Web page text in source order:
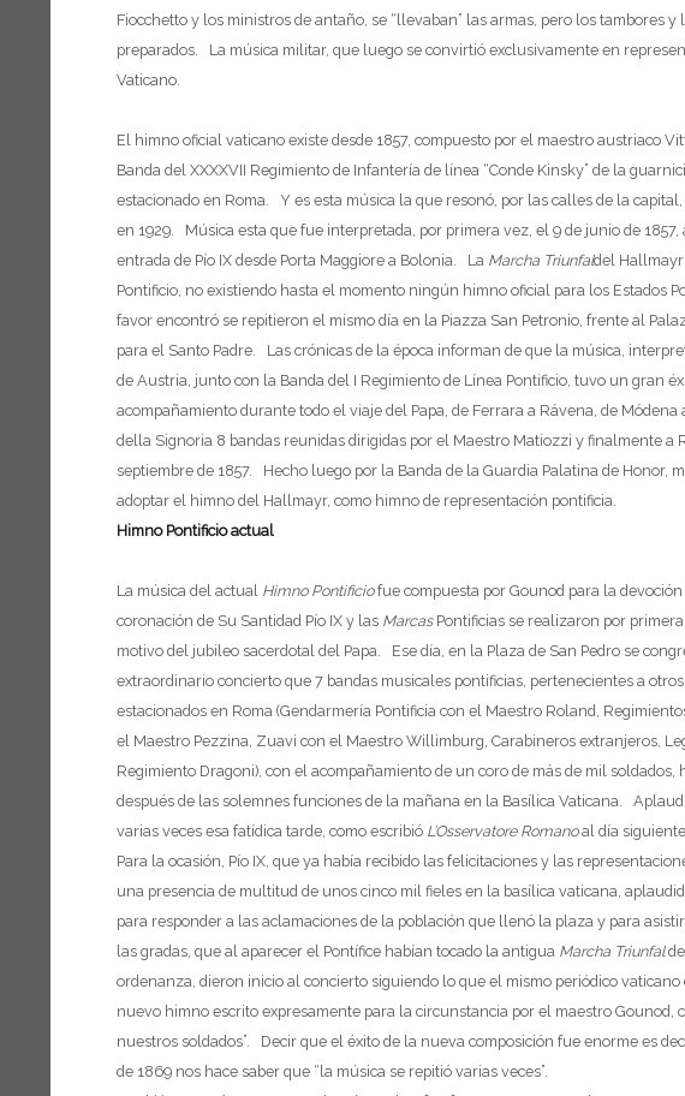
Fiocchetto y los ministros de antaño, se “llevaban” las armas, pero los tambores
preparados. La música militar, que luego se convirtió exclusivamente en
Vaticano.
El himno oficial vaticano existe desde 1857, compuesto por el maestro austriaco
Banda del XXXXVII Regimiento de Infantería de línea “Conde Kinsky” de la
estacionado en Roma. Y es esta música la que resonó, por las calles de la
en 1929. Música esta que fue interpretada, por primera vez, el 9 de junio de
entrada de Pío IX desde Porta Maggiore a Bolonia. La Marcha Triunfaldel
Pontificio, no existiendo hasta el momento ningún himno oficial para los Estados
favor encontró se repitieron el mismo día en la Piazza San Petronio, frente al
para el Santo Padre. Las crónicas de la época informan de que la música,
de Austria, junto con la Banda del I Regimiento de Línea Pontificio, tuvo un gran
acompañamiento durante todo el viaje del Papa, de Ferrara a Rávena, de
della Signoria 8 bandas reunidas dirigidas por el Maestro Matiozzi y finalmente a
septiembre de 1857. Hecho luego por la Banda de la Guardia Palatina de Honor,
adoptar el himno del Hallmayr, como himno de representación pontificia.
Himno Pontificio actual
La música del actual Himno Pontificiofue compuesta por Gounod para la
coronación de Su Santidad Pío IX y las MarcasPontificias se realizaron por
motivo del jubileo sacerdotal del Papa. Ese día, en la Plaza de San Pedro se
extraordinario concierto que 7 bandas musicales pontificias, pertenecientes a
estacionados en Roma (Gendarmería Pontificia con el Maestro Roland,
el Maestro Pezzina, Zuavi con el Maestro Willimburg, Carabineros extranjeros,
Regimiento Dragoni), con el acompañamiento de un coro de más de mil
después de las solemnes funciones de la mañana en la Basílica Vaticana.
varias veces esa fatídica tarde, como escribió L’Osservatore Romanoal día
Para la ocasión, Pío IX, que ya había recibido las felicitaciones y las
una presencia de multitud de unos cinco mil fieles en la basílica vaticana,
para responder a las aclamaciones de la población que llenó la plaza y para
las gradas, que al aparecer el Pontífice habían tocado la antigua Marcha Triunfal
ordenanza, dieron inicio al concierto siguiendo lo que el mismo periódico
nuevo himno escrito expresamente para la circunstancia por el maestro Gounod,
nuestros soldados”. Decir que el éxito de la nueva composición fue enorme es
de 1869 nos hace saber que “la música se repitió varias veces”.